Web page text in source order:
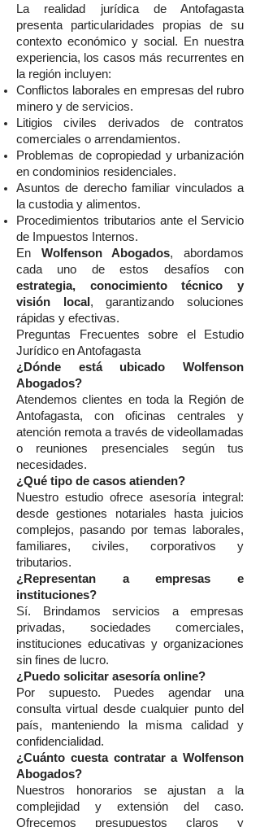
La realidad jurídica de Antofagasta
presenta particularidades propias de su
contexto económico y social. En nuestra
experiencia, los casos más recurrentes en
la región incluyen:
Conflictos laborales en empresas del rubro
minero y de servicios.
Litigios civiles derivados de contratos
comerciales o arrendamientos.
Problemas de copropiedad y urbanización
en condominios residenciales.
Asuntos de derecho familiar vinculados a
la custodia y alimentos.
Procedimientos tributarios ante el Servicio
de Impuestos Internos.
En Wolfenson Abogados, abordamos
cada uno de estos desafíos con
estrategia, conocimiento técnico y
visión local , garantizando soluciones
rápidas y efectivas.
Preguntas Frecuentes sobre el Estudio
Jurídico en Antofagasta
¿Dónde está ubicado Wolfenson
Abogados?
Atendemos clientes en toda la Región de
Antofagasta, con oficinas centrales y
atención remota a través de videollamadas
o reuniones presenciales según tus
necesidades.
¿Qué tipo de casos atienden?
Nuestro estudio ofrece asesoría integral:
desde gestiones notariales hasta juicios
complejos, pasando por temas laborales,
familiares, civiles, corporativos y
tributarios.
¿Representan a empresas e
instituciones?
Sí. Brindamos servicios a empresas
privadas, sociedades comerciales,
instituciones educativas y organizaciones
sin fines de lucro.
¿Puedo solicitar asesoría online?
Por supuesto. Puedes agendar una
consulta virtual desde cualquier punto del
país, manteniendo la misma calidad y
confidencialidad.
¿Cuánto cuesta contratar a Wolfenson
Abogados?
Nuestros honorarios se ajustan a la
complejidad y extensión del caso.
Ofrecemos presupuestos claros y